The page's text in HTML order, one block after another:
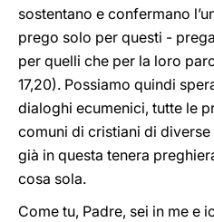
sostentano e confermano
prego solo per questi -
per quelli che per la loro
17,20). Possiamo quindi
dialoghi ecumenici, tutte le
comuni di cristiani di
già in questa tenera
cosa sola.
Come tu, Padre, sei in me e